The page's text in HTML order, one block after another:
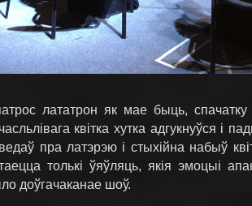
лататрон як мае быць,
квітка хутка адгукнуўся і
пра латэрэю і стыхійна набыў
толькі ўяўляць, якія эмоцыі
доўгачаканае шоў.